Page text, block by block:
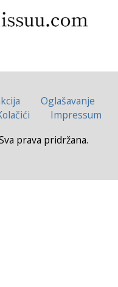
Oglašavanje
Impressum
prava pridržana.